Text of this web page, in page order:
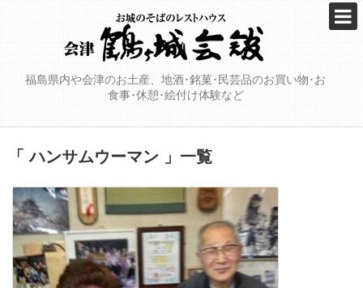
福島県内や会津のお土産、地酒･銘菓･民芸品のお買い物･お
食事･休憩･絵付け体験など
「 ハンサムウーマン 」一覧